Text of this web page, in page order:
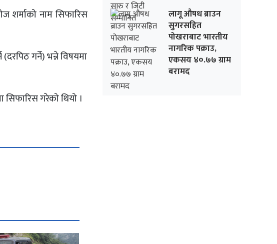
शर्माको नाम सिफारिस
गर्ने) भन्ने विषयमा
सिफारिस गरेको थियो ।
लागू औषध ब्राउन
सुगरसहित
पोखराबाट भारतीय
नागरिक पक्राउ,
एकसय ४०.७७ ग्राम
बरामद